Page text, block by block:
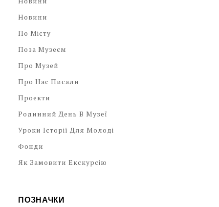
Новини
По Місту
Поза Музеєм
Про Музей
Про Нас Писали
Проекти
Родинний День В Музеї
Уроки Історії Для Молоді
Фонди
Як Замовити Екскурсію
ПОЗНАЧКИ